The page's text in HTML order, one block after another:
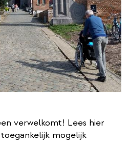
verwelkomt! Lees hier
mogelijk